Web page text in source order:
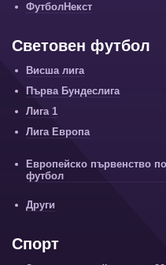
ФутболНекст
Световен футбол
Висша лига
Първа Бундеслига
Лига 1
Лига Европа
Европейско първенство по
футбол
Други
Спорт